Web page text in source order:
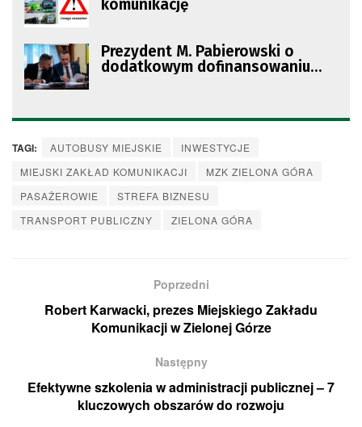
komunikację
Prezydent M. Pabierowski o
dodatkowym dofinansowaniu
TAGI: AUTOBUSY MIEJSKIE
INWESTYCJE
MIEJSKI ZAKŁAD KOMUNIKACJI
MZK ZIELONA GÓRA
PASAŻEROWIE
STREFA BIZNESU
TRANSPORT PUBLICZNY
ZIELONA GÓRA
Poprzedni
Robert Karwacki, prezes Miejskiego Zakładu
Komunikacji w Zielonej Górze
Następny
Efektywne szkolenia w administracji publicznej – 7
kluczowych obszarów do rozwoju